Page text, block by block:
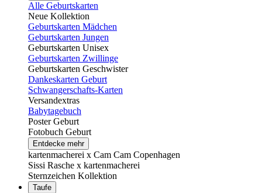
Alle Geburtskarten
Neue Kollektion
Geburtskarten Mädchen
Geburtskarten Jungen
Geburtskarten Unisex
Geburtskarten Zwillinge
Geburtskarten Geschwister
Dankeskarten Geburt
Schwangerschafts-Karten
Versandextras
Babytagebuch
Poster Geburt
Fotobuch Geburt
Entdecke mehr
kartenmacherei x Cam Cam Copenhagen
Sissi Rasche x kartenmacherei
Sternzeichen Kollektion
Taufe